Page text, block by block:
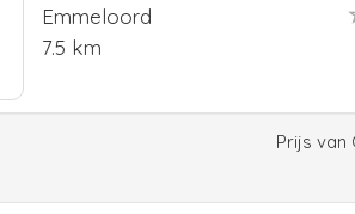
Emmeloord
7.5 km
Prijs van